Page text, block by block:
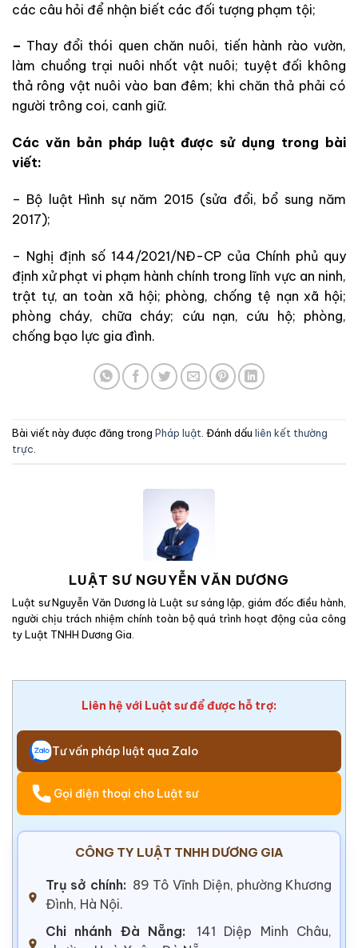
các câu hỏi để nhận biết các đối tượng phạm tội;
– Thay đổi thói quen chăn nuôi, tiến hành rào vườn,
làm chuồng trại nuôi nhốt vật nuôi; tuyệt đối không
thả rông vật nuôi vào ban đêm; khi chăn thả phải có
người trông coi, canh giữ.
Các văn bản pháp luật được sử dụng trong bài
viết:
– Bộ luật Hình sự năm 2015 (sửa đổi, bổ sung năm
2017);
– Nghị định số 144/2021/NĐ-CP của Chính phủ quy
định xử phạt vi phạm hành chính trong lĩnh vực an ninh,
trật tự, an toàn xã hội; phòng, chống tệ nạn xã hội;
phòng cháy, chữa cháy; cứu nạn, cứu hộ; phòng,
chống bạo lực gia đình.
Bài viết này được đăng trong Pháp luật. Đánh dấu liên kết thường
trực.
LUẬT SƯ NGUYỄN VĂN DƯƠNG
Luật sư Nguyễn Văn Dương là Luật sư sáng lập, giám đốc điều hành,
người chịu trách nhiệm chính toàn bộ quá trình hoạt động của công
ty Luật TNHH Dương Gia.
Liên hệ với Luật sư để được hỗ trợ:
Tư vấn pháp luật qua Zalo
Gọi điện thoại cho Luật sư
CÔNG TY LUẬT TNHH DƯƠNG GIA
Trụ sở chính: 89 Tô Vĩnh Diện, phường Khương
Đình, Hà Nội.
Chi nhánh Đà Nẵng:
141 Diệp Minh Châu,